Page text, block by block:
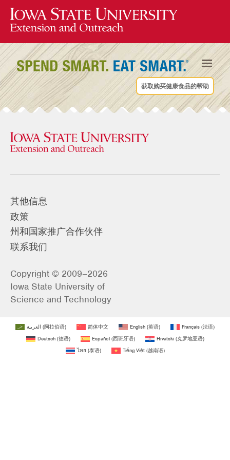
获取购买健康食品的帮助
其他信息
政策
州和国家推广合作伙伴
联系我们
Copyright © 2009–2026
Iowa State University of
Science and Technology
العربية (阿拉伯语) 简体中文 English (英语) Français (法语)
Deutsch(德语) Español(西班牙语) Hrvatski(克罗地亚语)
ไทย (泰语) Tiếng Việt(越南语)